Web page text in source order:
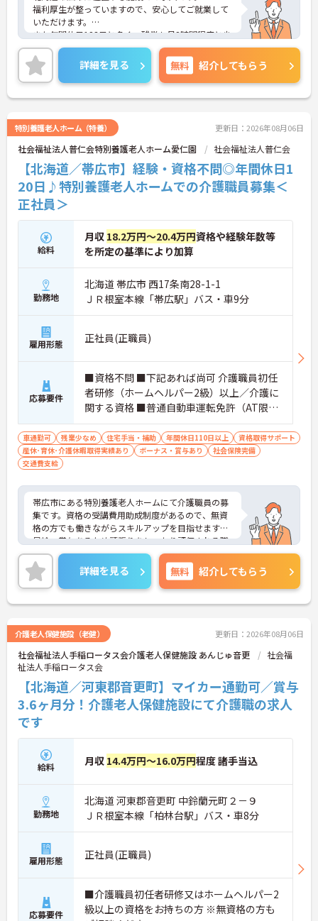
福利厚生が整っていますので、安心してご就業して
いただけます。
また年間休日123日と多く、残業も月2時間程度と少
なめですので、プライベートとの予定が立てやすい
です。
ご興味のある方は、お気軽にお問い合わせくださ
い。
詳細を見る 無料 紹介してもらう
特別養護老人ホーム（特養） 更新日：2026年08月06日
社会福祉法人普仁会特別養護老人ホーム愛仁園 社会福祉法人普仁会
【北海道／帯広市】経験・資格不問◎年間休日1
20日♪特別養護老人ホームでの介護職員募集＜
正社員＞
給料
月収 18.2万円～20.4万円資格や経験年数等
を所定の基準により加算
勤務地
北海道 帯広市 西17条南28-1-1
ＪＲ根室本線「帯広駅」バス・車9分
雇用形態 正社員(正職員)
応募要件
■資格不問 ■下記あれば尚可 介護職員初任
者研修（ホームヘルパー2級）以上／介護に
関する資格 ■普通自動車運転免許（AT限定
可）必須 ■経験不問 ■介護福祉施設での介
護経験あれば尚可 ■必要なPCスキル：ワー
ド・エクセルシートへの入力ができる程度
車通勤可 残業少なめ 住宅手当・補助 年間休日110日以上
資格取得サポート
産休･育休･介護休暇取得実績あり
ボーナス・賞与あり
社会保険完備
交通費支給
帯広市にある特別養護老人ホームにて介護職員の募
集です。資格の受講費用助成制度があるので、無資
格の方でも働きながらスキルアップを目指せます！
昇給・賞与あるため頑張りをしっかり評価される職
場です♪ご興味ある方は面接ポイントをお伝えしま
すので、お気軽にご連絡ください。
詳細を見る 無料 紹介してもらう
介護老人保健施設（老健） 更新日：2026年08月06日
社会福祉法人手稲ロータス会介護老人保健施設 あんじゅ音更
社会福
祉法人手稲ロータス会
【北海道／河東郡音更町】マイカー通勤可／賞与
3.6ヶ月分！介護老人保健施設にて介護職の求人
です
給料 月収 14.4万円～16.0万円程度 諸手当込
勤務地
北海道 河東郡音更町 中鈴蘭元町２－９
ＪＲ根室本線「柏林台駅」バス・車8分
雇用形態 正社員(正職員)
応募要件
■介護職員初任者研修又はホームヘルパー2
級以上の資格をお持ちの方 ※無資格の方も